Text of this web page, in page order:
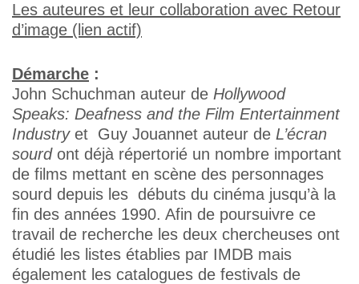
Les auteures et leur collaboration avec Retour
d’image (lien actif)
Démarche :
John Schuchman auteur de Hollywood
Speaks: Deafness and the Film Entertainment
Industryet Guy Jouannet auteur de L’écran
sourdont déjà répertorié un nombre important
de films mettant en scène des personnages
sourd depuis les débuts du cinéma jusqu’à la
fin des années 1990. Afin de poursuivre ce
travail de recherche les deux chercheuses ont
étudié les listes établies par IMDB mais
également les catalogues de festivals de